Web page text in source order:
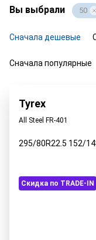
Вы выбрали 50
Сначала дешевые
Сначала популярные
Tyrex
All Steel FR-401
295/80R22.5 152/
Скидка по TRADE-IN